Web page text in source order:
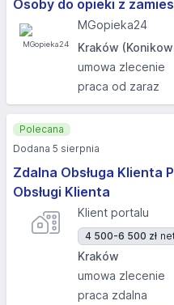
Osoby do opieki z
MGopieka24
Kraków
umowa zlecenie
praca od zaraz
Zdalna Obsługa Klienta
Obsługi Klienta
Klient portalu
4 500-6 500 zł
Kraków
umowa zlecenie
praca zdalna
Polecana
Dodana 5 sierpnia